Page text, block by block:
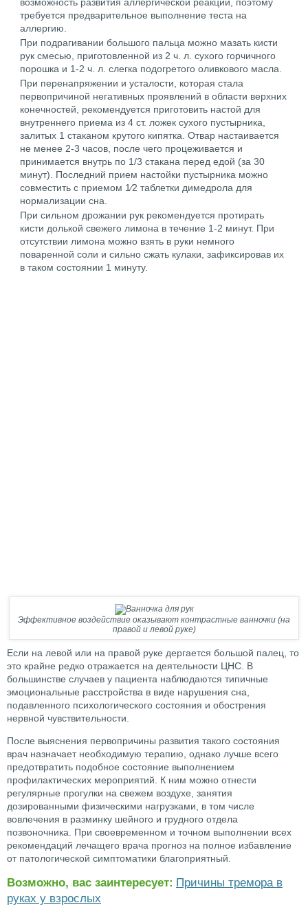
требуется предварительное выполнение теста на
аллергию.
При подрагивании большого пальца можно мазать кисти
рук смесью, приготовленной из 2 ч. л. сухого горчичного
порошка и 1-2 ч. л. слегка подогретого оливкового масла.
При перенапряжении и усталости, которая стала
первопричиной негативных проявлений в области верхних
конечностей, рекомендуется приготовить настой для
внутреннего приема из 4 ст. ложек сухого пустырника,
залитых 1 стаканом крутого кипятка. Отвар настаивается
не менее 2-3 часов, после чего процеживается и
принимается внутрь по 1/3 стакана перед едой (за 30
минут). Последний прием настойки пустырника можно
совместить с приемом 1⁄2 таблетки димедрола для
нормализации сна.
При сильном дрожании рук рекомендуется протирать
кисти долькой свежего лимона в течение 1-2 минут. При
отсутствии лимона можно взять в руки немного
поваренной соли и сильно сжать кулаки, зафиксировав их
в таком состоянии 1 минуту.
Эффективное воздействие оказывают контрастные ванночки (на
правой и левой руке)
Если на левой или на правой руке дергается большой палец, то
это крайне редко отражается на деятельности ЦНС. В
большинстве случаев у пациента наблюдаются типичные
эмоциональные расстройства в виде нарушения сна,
подавленного психологического состояния и обострения
нервной чувствительности.
После выяснения первопричины развития такого состояния
врач назначает необходимую терапию, однако лучше всего
предотвратить подобное состояние выполнением
профилактических мероприятий. К ним можно отнести
регулярные прогулки на свежем воздухе, занятия
дозированными физическими нагрузками, в том числе
вовлечения в разминку шейного и грудного отдела
позвоночника. При своевременном и точном выполнении всех
рекомендаций лечащего врача прогноз на полное избавление
от патологической симптоматики благоприятный.
Возможно, вас заинтересует: Причины тремора в
руках у взрослых